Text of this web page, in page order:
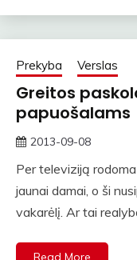
Prekyba Verslas
Greitos
papuošalams
2013-09-08
Per televiziją
jaunai damai, o ši
vakarėlį. Ar tai